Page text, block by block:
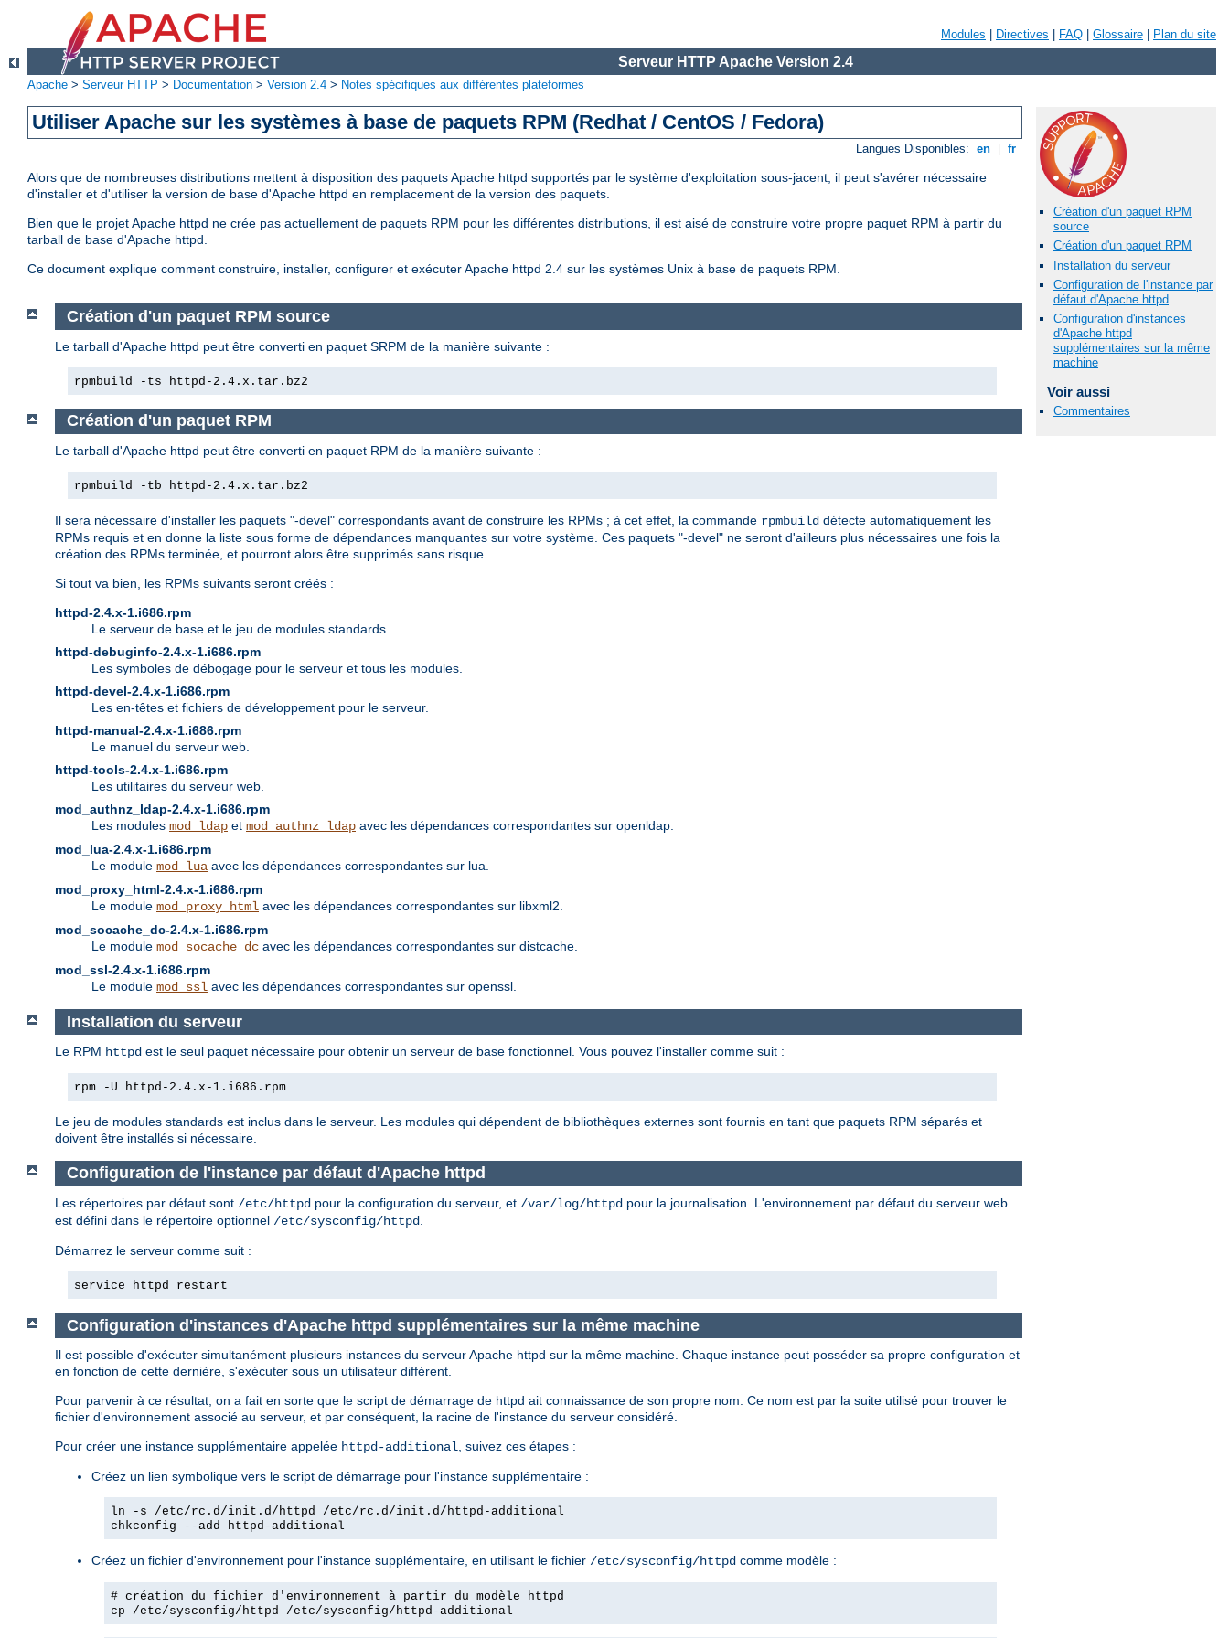
Modules Directives FAQ Glossaire Plan du site
Serveur HTTP Apache Version 2.4
Apache > Serveur HTTP > Documentation > Version 2.4 > Notes spécifiques aux différentes plateformes
Utiliser Apache sur les systèmes à base de paquets RPM (Redhat / CentOS / Fedora)
Langues Disponibles: en fr
Alors que de nombreuses distributions mettent à disposition des paquets Apache httpd supportés par le système d'exploitation sous-jacent, il peut s'avérer nécessaire
d'installer et d'utiliser la version de base d'Apache httpd en remplacement de la version des paquets.
Bien que le projet Apache httpd ne crée pas actuellement de paquets RPM pour les différentes distributions, il est aisé de construire votre propre paquet RPM à partir du
tarball de base d'Apache httpd.
Ce document explique comment construire, installer, configurer et exécuter Apache httpd 2.4 sur les systèmes Unix à base de paquets RPM.
Création d'un paquet RPM
source
Création d'un paquet RPM
Installation du serveur
Configuration de l'instance par
défaut d'Apache httpd
Configuration d'instances
d'Apache httpd
supplémentaires sur la même
machine
Voir aussi
Commentaires
Création d'un paquet RPM source
Le tarball d'Apache httpd peut être converti en paquet SRPM de la manière suivante :
rpmbuild -ts httpd-2.4.x.tar.bz2
Création d'un paquet RPM
Le tarball d'Apache httpd peut être converti en paquet RPM de la manière suivante :
rpmbuild -tb httpd-2.4.x.tar.bz2
Il sera nécessaire d'installer les paquets "-devel" correspondants avant de construire les RPMs ; à cet effet, la commande rpmbuild détecte automatiquement les
RPMs requis et en donne la liste sous forme de dépendances manquantes sur votre système. Ces paquets "-devel" ne seront d'ailleurs plus nécessaires une fois la
création des RPMs terminée, et pourront alors être supprimés sans risque.
Si tout va bien, les RPMs suivants seront créés :
httpd-2.4.x-1.i686.rpm
Le serveur de base et le jeu de modules standards.
httpd-debuginfo-2.4.x-1.i686.rpm
Les symboles de débogage pour le serveur et tous les modules.
httpd-devel-2.4.x-1.i686.rpm
Les en-têtes et fichiers de développement pour le serveur.
httpd-manual-2.4.x-1.i686.rpm
Le manuel du serveur web.
httpd-tools-2.4.x-1.i686.rpm
Les utilitaires du serveur web.
mod_authnz_ldap-2.4.x-1.i686.rpm
Les modules mod_ldap et mod_authnz_ldap avec les dépendances correspondantes sur openldap.
mod_lua-2.4.x-1.i686.rpm
Le module mod_lua avec les dépendances correspondantes sur lua.
mod_proxy_html-2.4.x-1.i686.rpm
Le module mod_proxy_html avec les dépendances correspondantes sur libxml2.
mod_socache_dc-2.4.x-1.i686.rpm
Le module mod_socache_dc avec les dépendances correspondantes sur distcache.
mod_ssl-2.4.x-1.i686.rpm
Le module mod_ssl avec les dépendances correspondantes sur openssl.
Installation du serveur
Le RPM httpd est le seul paquet nécessaire pour obtenir un serveur de base fonctionnel. Vous pouvez l'installer comme suit :
rpm -U httpd-2.4.x-1.i686.rpm
Le jeu de modules standards est inclus dans le serveur. Les modules qui dépendent de bibliothèques externes sont fournis en tant que paquets RPM séparés et
doivent être installés si nécessaire.
Configuration de l'instance par défaut d'Apache httpd
Les répertoires par défaut sont /etc/httpd pour la configuration du serveur, et /var/log/httpd pour la journalisation. L'environnement par défaut du serveur web
est défini dans le répertoire optionnel /etc/sysconfig/httpd
Démarrez le serveur comme suit :
service httpd restart
Configuration d'instances d'Apache httpd supplémentaires sur la même machine
Il est possible d'exécuter simultanément plusieurs instances du serveur Apache httpd sur la même machine. Chaque instance peut posséder sa propre configuration et
en fonction de cette dernière, s'exécuter sous un utilisateur différent.
Pour parvenir à ce résultat, on a fait en sorte que le script de démarrage de httpd ait connaissance de son propre nom. Ce nom est par la suite utilisé pour trouver le
fichier d'environnement associé au serveur, et par conséquent, la racine de l'instance du serveur considéré.
Pour créer une instance supplémentaire appelée httpd-additional, suivez ces étapes :
Créez un lien symbolique vers le script de démarrage pour l'instance supplémentaire :
ln -s /etc/rc.d/init.d/httpd /etc/rc.d/init.d/httpd-additional
chkconfig --add httpd-additional
Créez un fichier d'environnement pour l'instance supplémentaire, en utilisant le fichier /etc/sysconfig/httpd comme modèle :
# création du fichier d'environnement à partir du modèle httpd
cp /etc/sysconfig/httpd /etc/sysconfig/httpd-additional